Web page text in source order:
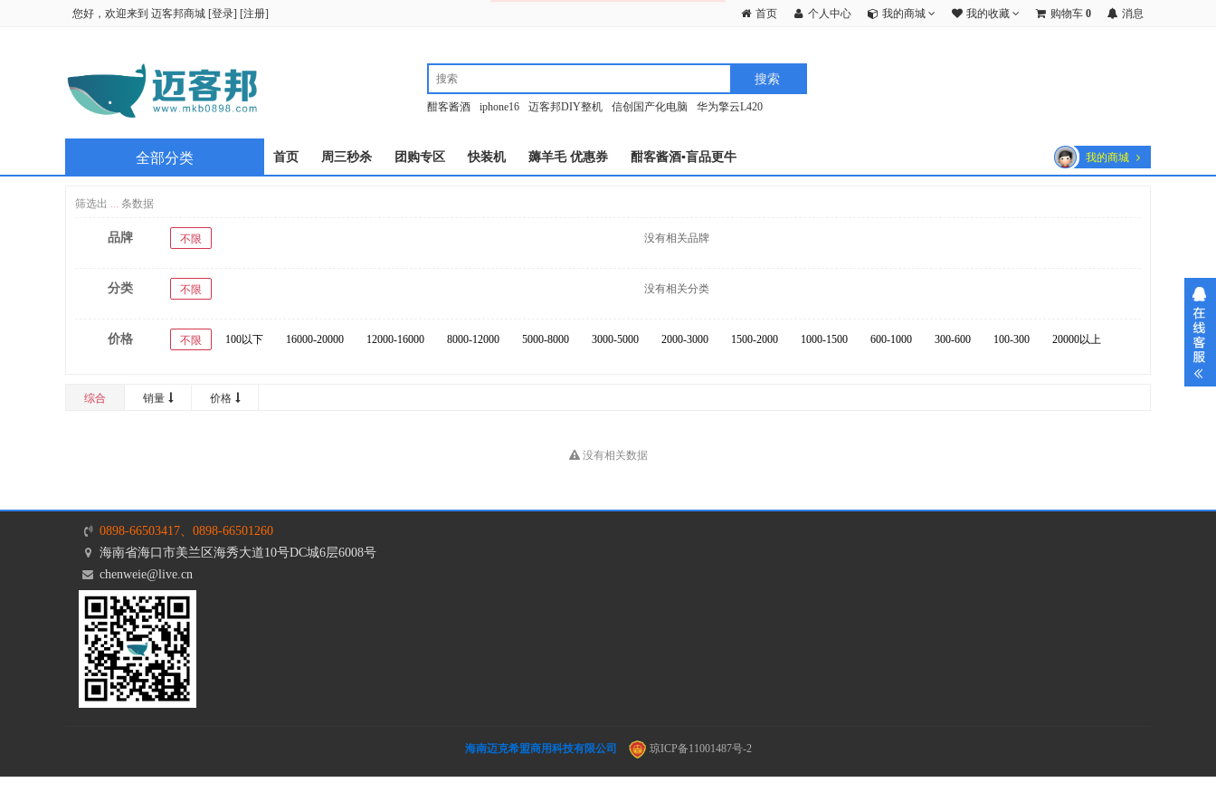
您好，欢迎来到 迈客邦商城 [登录] [注册] 首页 个人中心 我的商城 我的收藏 购物车 0 消息
酣客酱酒 iphone16 迈客邦DIY整机 信创国产化电脑 华为擎云L420
首页 周三秒杀 团购专区 快装机 薅羊毛 优惠券 酣客酱酒▪盲品更牛 我的商城
全部分类
筛选出 ... 条数据
品牌 不限 没有相关品牌
分类 不限 没有相关分类
价格 不限 100以下 16000-20000 12000-16000 8000-12000 5000-8000 3000-5000 2000-3000 1500-2000 1000-1500 600-1000 300-600 100-300 20000以上
综合 销量 价格
没有相关数据
0898-66503417、0898-66501260
海南省海口市美兰区海秀大道10号DC城6层6008号
chenweie@live.cn
海南迈克希盟商用科技有限公司 琼ICP备11001487号-2